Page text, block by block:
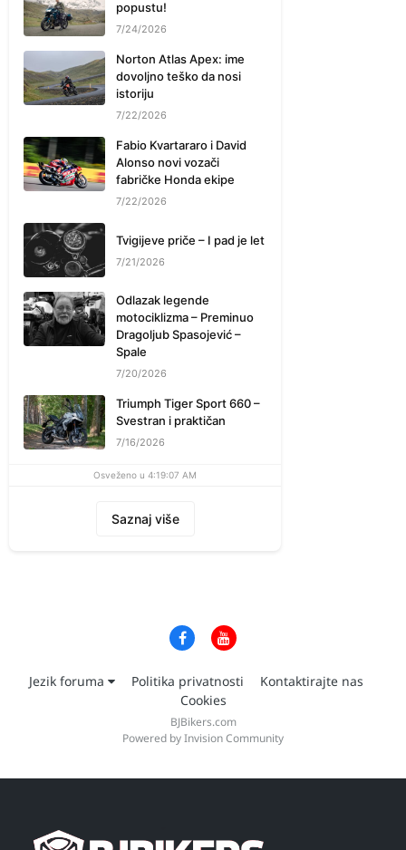
popustu!
7/24/2026
Norton Atlas Apex: ime
dovoljno teško da nosi
istoriju
7/22/2026
Fabio Kvartararo i David
Alonso novi vozači
fabričke Honda ekipe
7/22/2026
Tvigijeve priče – I pad je let
7/21/2026
Odlazak legende
motociklizma – Preminuo
Dragoljub Spasojević –
Spale
7/20/2026
Triumph Tiger Sport 660 –
Svestran i praktičan
7/16/2026
Osveženo u 4:19:07 AM
Saznaj više
Jezik foruma Politika privatnosti
Kontaktirajte nas
Cookies
BJBikers.com
Powered by Invision Community